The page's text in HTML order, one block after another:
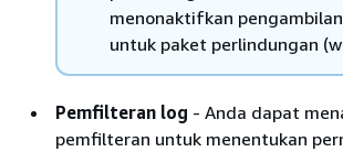
menonaktifkan
untuk paket perlindungan
Pemfilteran log - Anda dapat
pemfilteran untuk menentukan